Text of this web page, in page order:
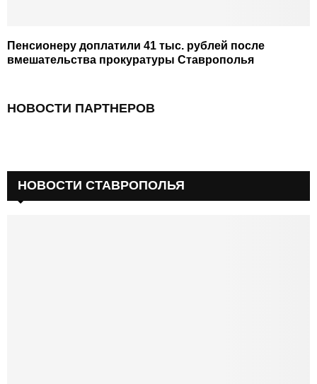
Пенсионеру доплатили 41 тыс. рублей после
вмешательства прокуратуры Ставрополья
НОВОСТИ ПАРТНЕРОВ
НОВОСТИ СТАВРОПОЛЬЯ